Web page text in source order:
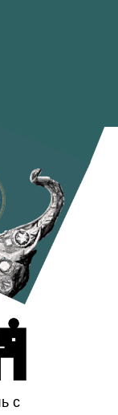
с